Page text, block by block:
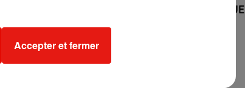
patients en réanimation
l'épidémie a déjà fait plus de
+ DE MUSIQUE
Accepter et fermer